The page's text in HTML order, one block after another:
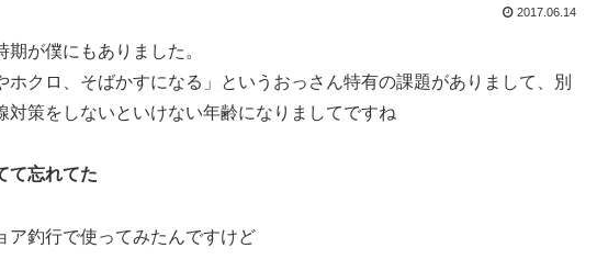
2017.06.14
が僕にもありました。
クロ、そばかすになる」というおっさん特有の課題がありまして、別
策をしないといけない年齢になりましてですね
て忘れてた
ア釣行で使ってみたんですけど